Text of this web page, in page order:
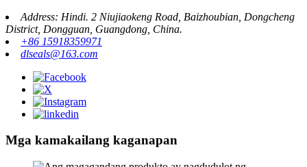
Address: Hindi. 2 Niujiaokeng Road, Baizhoubian, Dongcheng
District, Dongguan, Guangdong, China.
+86 15918359971
dlseals@163.com
Mga kamakailang kaganapan